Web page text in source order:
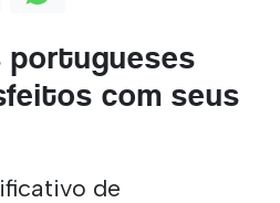
portugueses
com seus
de